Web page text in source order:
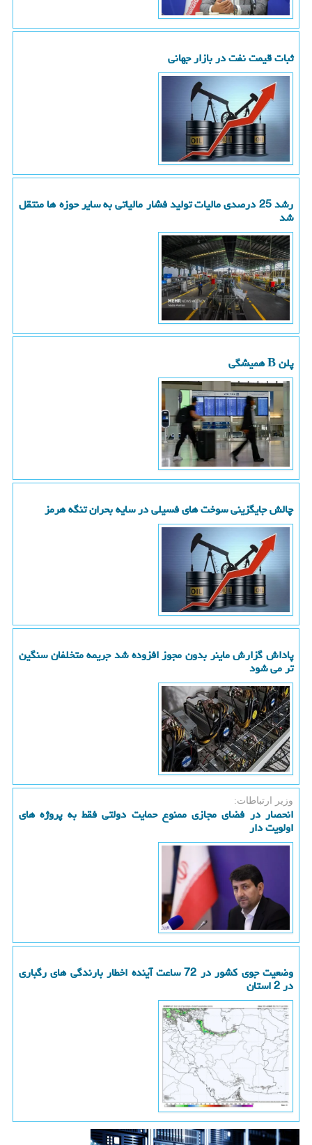
ثبات قیمت نفت در بازار جهانی
رشد 25 درصدی مالیات تولید فشار مالیاتی به سایر حوزه ها منتقل
شد
پلن B همیشگی
چالش جایگزینی سوخت های فسیلی در سایه بحران تنگه هرمز
پاداش گزارش ماینر بدون مجوز افزوده شد جریمه متخلفان سنگین
تر می شود
وزیر ارتباطات:
انحصار در فضای مجازی ممنوع حمایت دولتی فقط به پروژه های
اولویت دار
وضعیت جوی کشور در 72 ساعت آینده اخطار بارندگی های رگباری
در 2 استان